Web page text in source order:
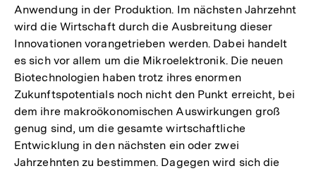
Anwendung in der Produktion. Im nächsten Jahrzehnt
wird die Wirtschaft durch die Ausbreitung dieser
Innovationen vorangetrieben werden. Dabei handelt
es sich vor allem um die Mikroelektronik. Die neuen
Biotechnologien haben trotz ihres enormen
Zukunftspotentials noch nicht den Punkt erreicht, bei
dem ihre makroökonomischen Auswirkungen groß
genug sind, um die gesamte wirtschaftliche
Entwicklung in den nächsten ein oder zwei
Jahrzehnten zu bestimmen. Dagegen wird sich die